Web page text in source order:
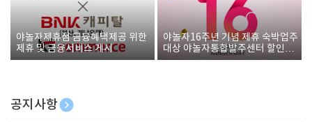
야놀자제휴점 금융혜택제공 위한
제휴 및 금융서비스 게시
야놀자16주년 기념 제휴 숙박업주
대상 야놀자통합발주센터 할인쿠
폰 증정
공지사항
[호텔업] 개인정보 처리방침 개정본1 (19.09.02)